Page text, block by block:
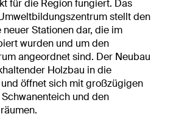
für die Region fungiert. Das
stellt den
Stationen dar, die im
wurden und um den
angeordnet sind. Der Neubau
Holzbau in die
öffnet sich mit großzügigen
und den